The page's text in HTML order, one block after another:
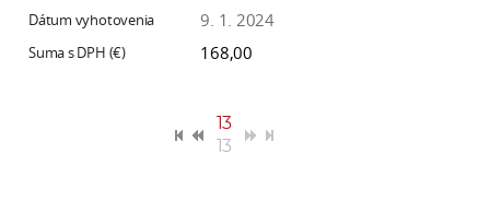
9. 1. 2024
168,00
13
13